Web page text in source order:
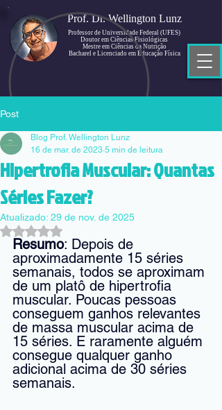
Prof. Dr. Wellington Lunz
Professor de Universidade Federal (UFES)
Doutor em Ciências Fisiológicas
Mestre em Ciências da Nutrição
Bacharel e Licenciado em Educação Física
Post
Hipertrofia Muscular: Quantas
Séries Fazer?
Blog Prof. Wellington Lunz
16 de mar. de 2023 5 min de leitura
Atualizado: 29 de nov. de 2025
Avaliado com NaN de 5 estrelas.
Resumo: Depois de
aproximadamente 15 séries
semanais, todos se aproximam
de um platô de hipertrofia
muscular. Poucas pessoas
conseguem ganhos relevantes
de massa muscular acima de
15 séries. E raramente alguém
consegue qualquer ganho
adicional acima de 30 séries
semanais.